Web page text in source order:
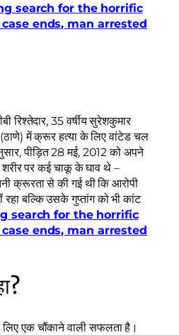
search for the horrific
ends, man arrested
रिश्तेदार, 35 वर्षीय सुरेशकुमार
(ठाणे) में क्रूर हत्या के लिए वांटेड चल
पीड़ित 28 मई, 2012 को अपने
पर कई चाकू के घाव थे –
क्रूरता से की गई थी कि आरोपी
रहा बल्कि उसके गुप्तांग को भी कांट
search for the horrific
ends, man arrested
लिए एक चौंकाने वाली सफलता है।